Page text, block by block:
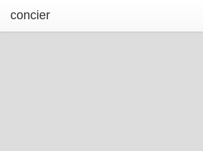
concier